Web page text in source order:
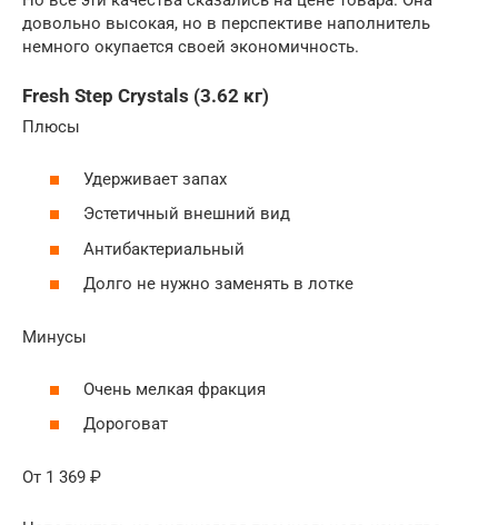
довольно высокая, но в перспективе наполнитель
немного окупается своей экономичность.
Fresh Step Crystals (3.62 кг)
Плюсы
Удерживает запах
Эстетичный внешний вид
Антибактериальный
Долго не нужно заменять в лотке
Минусы
Очень мелкая фракция
Дороговат
От 1 369 ₽